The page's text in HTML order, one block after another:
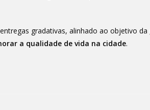
gradativas, alinhado ao objetivo da
a qualidade de vida na cidade.